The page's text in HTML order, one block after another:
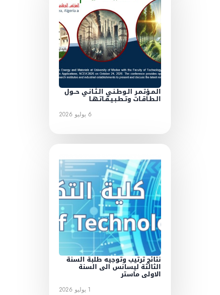
الـمـؤتـمـر الـوطـنـي الـثـانـي حــول
الـطـاقـات وتـطـبـيـقـاتـهـا
نتائج ترتيب وتوجيه طلبة السنة
الثالثة ليسانس الى السنة
الاولى ماستر